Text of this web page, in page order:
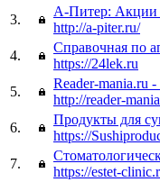
3.
А-Питер: Акции
http://a-piter.ru/
4.
Справочная по
https://24lek.ru
5.
Reader-mania.ru
http://reader-
6.
Продукты для
https://
7.
https://estet-